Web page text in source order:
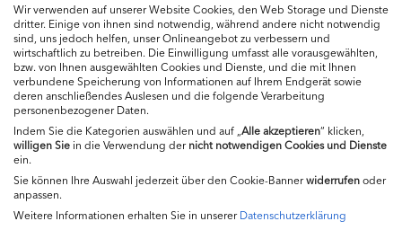
Ernährung
Produkte
Impressum
Wir verwenden auf unserer Website Cookies, den Web Storage und Dienste
dritter. Einige von ihnen sind notwendig, während andere nicht notwendig
sind, uns jedoch helfen, unser Onlineangebot zu verbessern und
wirtschaftlich zu betreiben. Die Einwilligung umfasst alle vorausgewählten,
bzw. von Ihnen ausgewählten Cookies und Dienste, und die mit Ihnen
verbundene Speicherung von Informationen auf Ihrem Endgerät sowie
deren anschließendes Auslesen und die folgende Verarbeitung
personenbezogener Daten.
Indem Sie die Kategorien auswählen und auf „ Alle akzeptieren“ klicken,
willigenSie in die Verwendung dernicht notwendigen Cookies und Dienste
ein.
Sie können Ihre Auswahl jederzeit über den Cookie-Bannerwiderrufenoder
anpassen.
Weitere Informationen erhalten Sie in unsererDatenschutzerklärung